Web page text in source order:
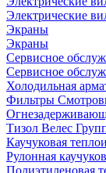
Электрические
Экраны
Экраны
Сервисное
Сервисное
Холодильная
Фильтры
Тизол Велес
Каучуковая
Рулонная
Полиэтиленовая